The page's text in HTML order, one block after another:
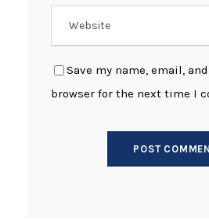
Save my name, email,
browser for the next time I